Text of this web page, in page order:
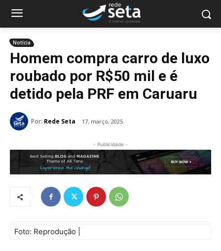
Notícia
Homem compra carro de luxo
roubado por R$50 mil e é
detido pela PRF em Caruaru
Por: Rede Seta 17, março, 2025
- Publicidade -
Foto: Reprodução |